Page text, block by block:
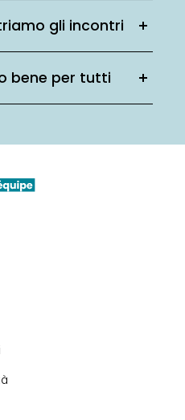
gli incontri
bene per tutti